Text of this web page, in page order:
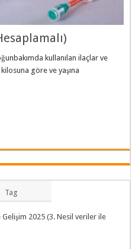
kullanılan ilaçlar ve
göre ve yaşına
Tag
2025 (3. Nesil veriler ile